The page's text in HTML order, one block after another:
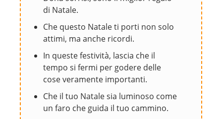
di Natale.
Che questo Natale ti porti non solo
attimi, ma anche ricordi.
In queste festività, lascia che il
tempo si fermi per godere delle
cose veramente importanti.
Che il tuo Natale sia luminoso come
un faro che guida il tuo cammino.